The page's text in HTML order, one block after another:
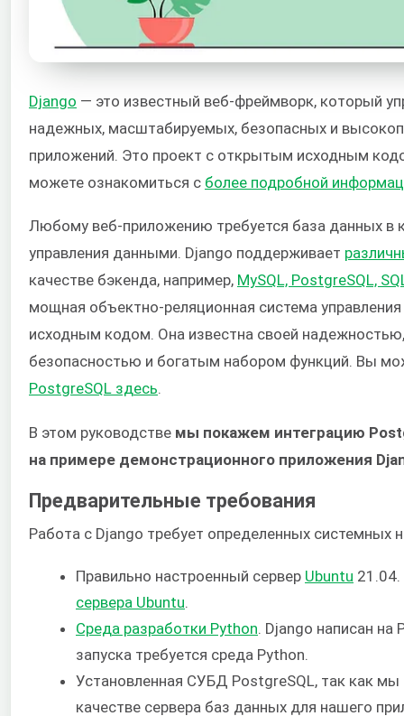
Django — это известный веб-фреймворк, который
надежных, масштабируемых, безопасных и
приложений. Это проект с открытым исходным
можете ознакомиться с более подробной
Любому веб-приложению требуется база данных в
управления данными. Django поддерживает
качестве бэкенда, например, MySQL, PostgreSQL,
мощная объектно-реляционная система
исходным кодом. Она известна своей
безопасностью и богатым набором функций. Вы
PostgreSQL здесь.
В этом руководстве мы покажем интеграцию
на примере демонстрационного приложения
Предварительные требования
Работа с Django требует определенных системных
Правильно настроенный сервер Ubuntu
сервера Ubuntu.
Среда разработки Python. Django написан на
запуска требуется среда Python.
Установленная СУБД PostgreSQL, так как мы
качестве сервера баз данных для нашего